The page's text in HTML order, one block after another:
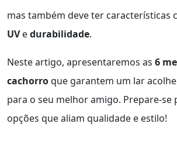
mas também deve ter características
UVedurabilidade.
Neste artigo, apresentaremos as 6
cachorroque garantem um lar
para o seu melhor amigo. Prepare-se
opções que aliam qualidade e estilo!